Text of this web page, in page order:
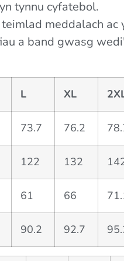
tynnu cyfatebol.
meddalach ac
a band gwasg
L XL
73.7 76.2
122 132
61 66
90.2 92.7